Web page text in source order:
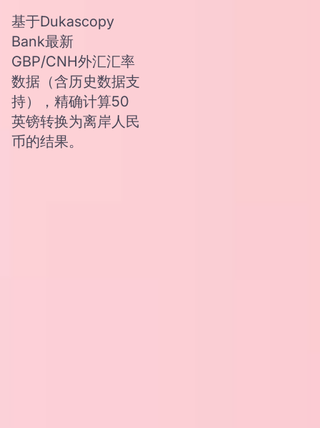
基于Dukascopy
Bank最新
GBP/CNH外汇汇率
数据（含历史数据支
持），精确计算50
英镑转换为离岸人民
币的结果。